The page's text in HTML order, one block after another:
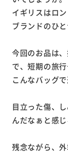
イギリスはロ
ブランドのひ
今回のお品は
で、短期の旅
こんなバッグ
目立った傷、
んだなぁと感じ
残念ながら、